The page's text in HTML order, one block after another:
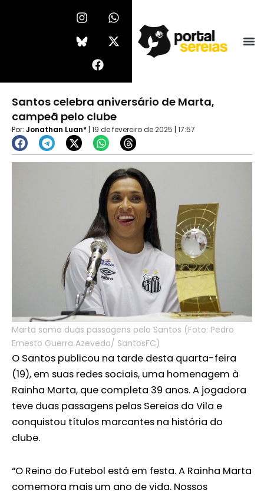
I
n
s
t
r
m
W
h
a
t
p
p
X
-
t
w
t
e
r
b
o
o
Santos celebra aniversário de Marta,
campeã pelo clube
Por: Jonathan Luan* | 19 de fevereiro de 2025 | 17:57
Marta soma duas passagens pelo Santos (Foto: Pedro
Ernesto Guerra Azevedo/ SantosFC)
O Santos publicou na tarde desta quarta-feira
(19), em suas redes sociais, uma homenagem à
Rainha Marta, que completa 39 anos. A jogadora
teve duas passagens pelas Sereias da Vila e
conquistou títulos marcantes na história do
clube.
“O Reino do Futebol está em festa. A Rainha Marta
comemora mais um ano de vida. Nossos